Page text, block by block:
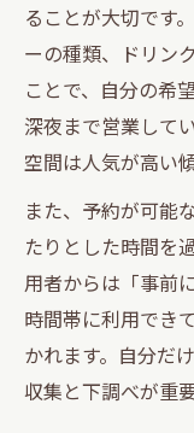
ることが大切です
ーの種類、ドリン
ことで、自分の希
深夜まで営業して
空間は人気が高い
また、予約が可能
たりとした時間を
用者からは「事前
時間帯に利用でき
かれます。自分だ
収集と下調べが重要